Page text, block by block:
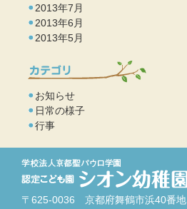
2013年7月
2013年6月
2013年5月
お知らせ
日常の様子
行事
〒625-0036 京都府舞鶴市浜40番地